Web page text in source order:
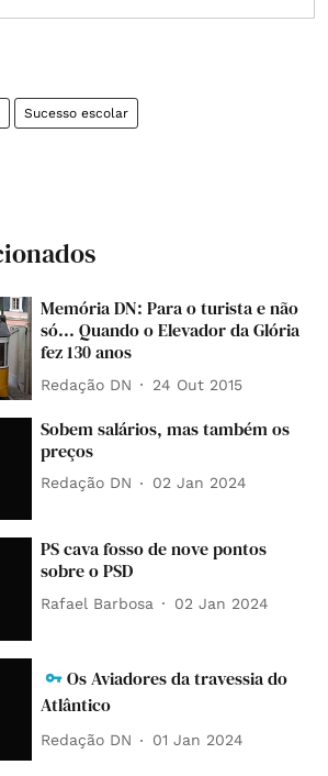
Sucesso escolar
Memória DN: Para o turista e não
só... Quando o Elevador da Glória
fez 130 anos
Redação DN 24 Out 2015
Sobem salários, mas também os
preços
Redação DN 02 Jan 2024
PS cava fosso de nove pontos
sobre o PSD
Rafael Barbosa 02 Jan 2024
Os Aviadores da travessia do
Atlântico
Redação DN 01 Jan 2024